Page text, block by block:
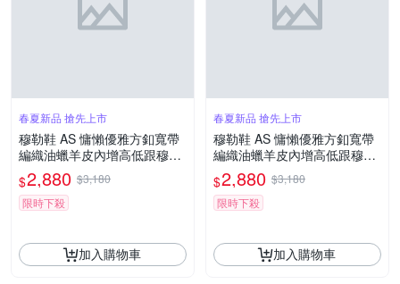
春夏新品 搶先上市
穆勒鞋 AS 慵懶優雅方釦寬帶
編織油蠟羊皮內增高低跟穆勒
拖鞋－米白
$2,880 $3,180
限時下殺
加入購物車
春夏新品 搶先上市
穆勒鞋 AS 慵懶優雅方釦寬帶
編織油蠟羊皮內增高低跟穆勒
拖鞋－黑
$2,880 $3,180
限時下殺
加入購物車